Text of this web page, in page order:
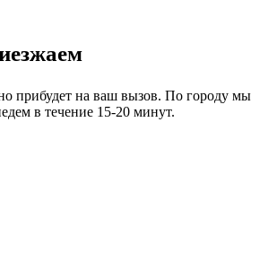
прибудет на ваш вызов. По городу мы
в течение 15-20 минут.